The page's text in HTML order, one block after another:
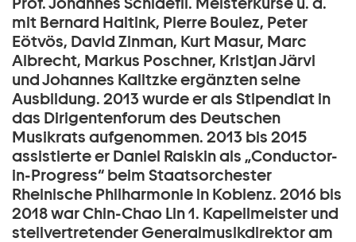
mit Bernard Haitink, Pierre Boulez, Peter
Eötvös, David Zinman, Kurt Masur, Marc
Albrecht, Markus Poschner, Kristjan Järvi
und Johannes Kalitzke ergänzten seine
Ausbildung. 2013 wurde er als Stipendiat in
das Dirigentenforum des Deutschen
Musikrats aufgenommen. 2013 bis 2015
assistierte er Daniel Raiskin als „Conductor-
in-Progress“ beim Staatsorchester
Rheinische Philharmonie in Koblenz. 2016 bis
2018 war Chin-Chao Lin 1. Kapellmeister und
stellvertretender Generalmusikdirektor am